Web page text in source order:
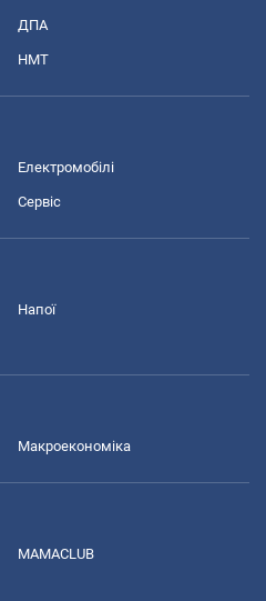
ДПА
НМТ
Електромобілі
Сервіс
Напої
Макроекономіка
MAMACLUB